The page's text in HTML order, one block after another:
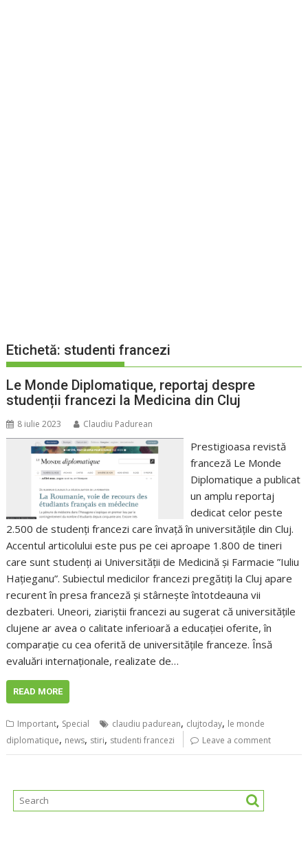
Etichetă: studenti francezi
Le Monde Diplomatique, reportaj despre
studenții francezi la Medicina din Cluj
8 iulie 2023 Claudiu Padurean
Prestigioasa revistă
franceză Le Monde
Diplomatique a publicat
un amplu reportaj
dedicat celor peste
2.500 de studenți francezi care învață în universitățile din Cluj.
Accentul articolului este pus pe cei aproape 1.800 de tineri
care sunt studenți ai Universității de Medicină și Farmacie ”Iuliu
Hațieganu”. Subiectul medicilor francezi pregătiți la Cluj apare
recurent în presa franceză și stârnește întotdeauna vii
dezbateri. Uneori, ziariștii francezi au sugerat că universitățile
clujene ar avea o calitate inferioară a educației oferite, în
comparație cu cea oferită de universitățile franceze. Însă
evaluări internaționale, realizate de…
READ MORE
Important, Special claudiu padurean, clujtoday, le monde
diplomatique, news, stiri, studenti francezi Leave a comment